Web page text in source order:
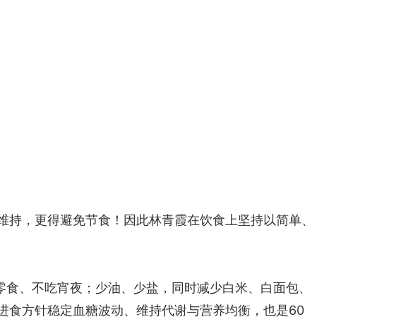
，更得避免节食！因此林青霞在饮食上坚持以简单、
、不吃宵夜；少油、少盐，同时减少白米、白面包、
食方针稳定血糖波动、维持代谢与营养均衡，也是60